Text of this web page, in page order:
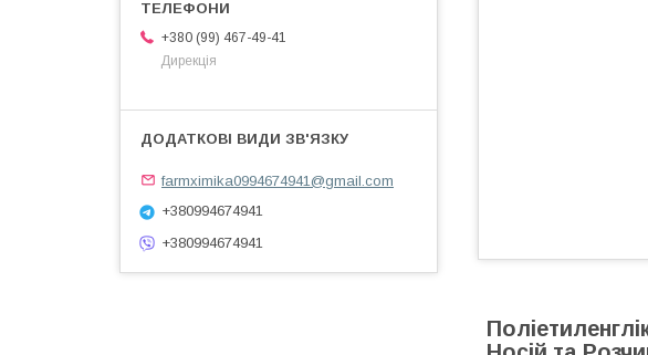
+380 (99) 467-49-41
Дирекція
farmximika0994674941@gmail.com
+380994674941
+380994674941